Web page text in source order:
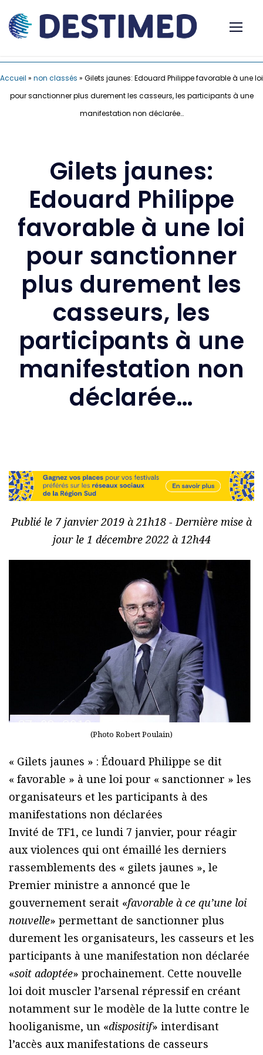
Accueil » non classés » Gilets jaunes: Edouard Philippe favorable à une loi
pour sanctionner plus durement les casseurs, les participants à une
manifestation non déclarée…
Gilets jaunes:
Edouard Philippe
favorable à une loi
pour sanctionner
plus durement les
casseurs, les
participants à une
manifestation non
déclarée…
Publié le 7 janvier 2019 à 21h18 - Dernière mise à
jour le 1 décembre 2022 à 12h44
(Photo Robert Poulain)
« Gilets jaunes » : Édouard Philippe se dit
« favorable » à une loi pour « sanctionner » les
organisateurs et les participants à des
manifestations non déclarées
Invité de TF1, ce lundi 7 janvier, pour réagir
aux violences qui ont émaillé les derniers
rassemblements des « gilets jaunes », le
Premier ministre a annoncé que le
gouvernement serait «favorable à ce qu’une loi
nouvelle» permettant de sanctionner plus
durement les organisateurs, les casseurs et les
participants à une manifestation non déclarée
«soit adoptée» prochainement. Cette nouvelle
loi doit muscler l’arsenal répressif en créant
notamment sur le modèle de la lutte contre le
hooliganisme, un «dispositif» interdisant
l’accès aux manifestations de casseurs